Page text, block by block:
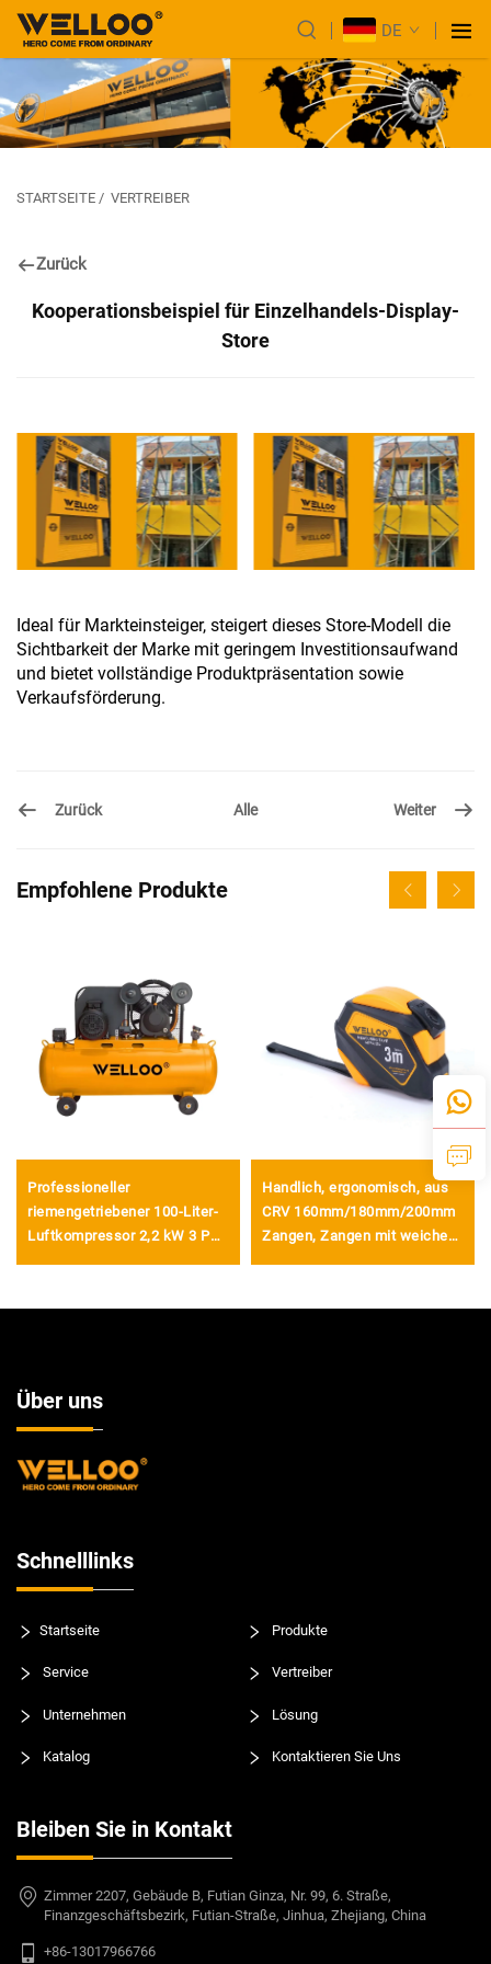
DE
STARTSEITE / VERTREIBER
Zurück
Kooperationsbeispiel für Einzelhandels-Display-
Store
Ideal für Markteinsteiger, steigert dieses Store-Modell die
Sichtbarkeit der Marke mit geringem Investitionsaufwand
und bietet vollständige Produktpräsentation sowie
Verkaufsförderung.
Zurück Alle Weiter
Empfohlene Produkte
Professioneller
riemengetriebener 100-Liter-
Luftkompressor 2,2 kW 3 PS
Handlich, ergonomisch, aus
CRV 160mm/180mm/200mm
Zangen, Zangen mit weichem
Über uns
Schnelllinks
Startseite Produkte
Service Vertreiber
Unternehmen Lösung
Katalog Kontaktieren Sie Uns
Bleiben Sie in Kontakt
Zimmer 2207, Gebäude B, Futian Ginza, Nr. 99, 6. Straße,
Finanzgeschäftsbezirk, Futian-Straße, Jinhua, Zhejiang, China
+86-13017966766